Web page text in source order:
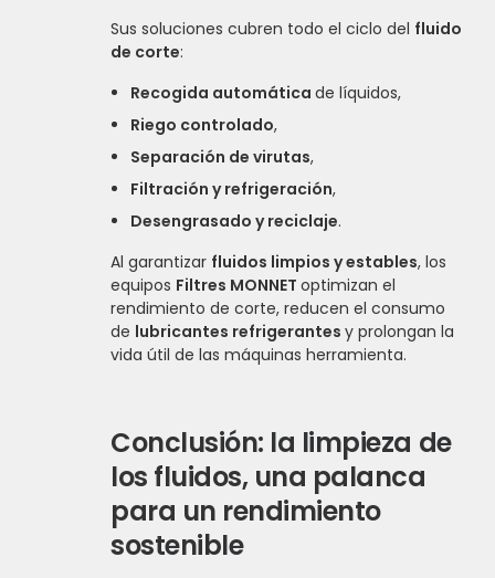
Sus soluciones cubren todo el ciclo del fluido
de corte:
Recogida automáticade líquidos,
Riego controlado,
Separación de virutas,
Filtración y refrigeración,
Desengrasado y reciclaje.
Al garantizar fluidos limpios y estables, los
equipos Filtres MONNEToptimizan el
rendimiento de corte, reducen el consumo
de lubricantes refrigerantesy prolongan la
vida útil de las máquinas herramienta.
Conclusión: la limpieza de
los fluidos, una palanca
para un rendimiento
sostenible